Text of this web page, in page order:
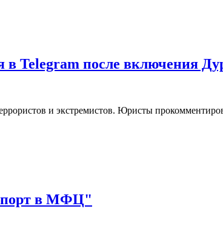
Telegram после включения
и экстремистов. Юристы
в МФЦ"